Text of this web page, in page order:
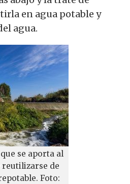
en agua potable y
agua.
se aporta al
de
Foto: